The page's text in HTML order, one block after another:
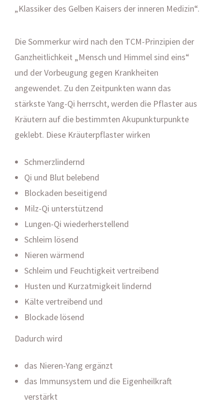
„Klassiker des Gelben Kaisers der inneren Medizin“.
Die Sommerkur wird nach den TCM-Prinzipien der
Ganzheitlichkeit „Mensch und Himmel sind eins“
und der Vorbeugung gegen Krankheiten
angewendet. Zu den Zeitpunkten wann das
stärkste Yang-Qi herrscht, werden die Pflaster aus
Kräutern auf die bestimmten Akupunkturpunkte
geklebt. Diese Kräuterpflaster wirken
Schmerzlindernd
Qi und Blut belebend
Blockaden beseitigend
Milz-Qi unterstützend
Lungen-Qi wiederherstellend
Schleim lösend
Nieren wärmend
Schleim und Feuchtigkeit vertreibend
Husten und Kurzatmigkeit lindernd
Kälte vertreibend und
Blockade lösend
Dadurch wird
das Nieren-Yang ergänzt
das Immunsystem und die Eigenheilkraft
verstärkt